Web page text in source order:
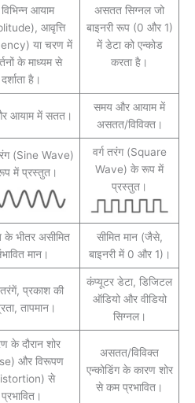
आयाम
आवृत्ति
या चरण में
के माध्यम से
दर्शाता है।
असतत सिग्नल जो
बाइनरी रूप (0 और 1)
में डेटा को एन्कोड
करता है।
आयाम में सतत।
समय और आयाम में
असतत/विविक्त।
(Sine Wave)
में प्रस्तुत।
वर्ग तरंग (Square
Wave) के रूप में
प्रस्तुत।
भीतर असीमित
मान।
सीमित मान (जैसे,
बाइनरी में 0 और 1)।
तरंगें, प्रकाश की
तापमान।
कंप्यूटर डेटा, डिजिटल
ऑडियो और वीडियो
सिग्नल।
के दौरान शोर
और विरूपण
से
प्रभावित।
असतत/विविक्त
एन्कोडिंग के कारण शोर
से कम प्रभावित।